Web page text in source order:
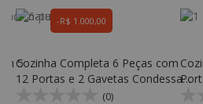
R$ 1.000,00
5
Cozinha Completa 6 Peças com
12 Portas e 2 Gavetas Condessa
100% MDF - Nesher
(0)